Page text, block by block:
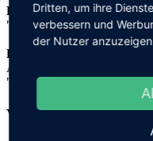
Bedeutung:
"Esche" + "Lichtung"
Herleitung:
Altenglisch,
"æsc" + "lēah"
Verwandte
Dritten, um ihre
verbessern und
der Nutzer